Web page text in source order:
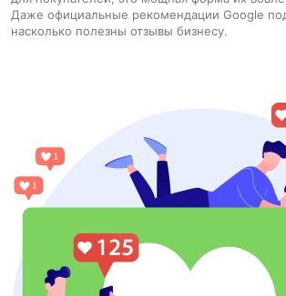
Даже официальные рекомендации Google
насколько полезны отзывы бизнесу.